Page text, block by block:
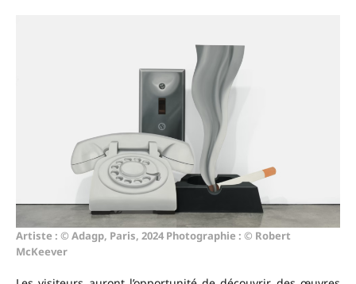
Artiste : © Adagp, Paris, 2024 Photographie : © Robert
McKeever